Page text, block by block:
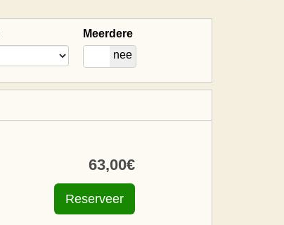
Meerdere
nee
63,00€